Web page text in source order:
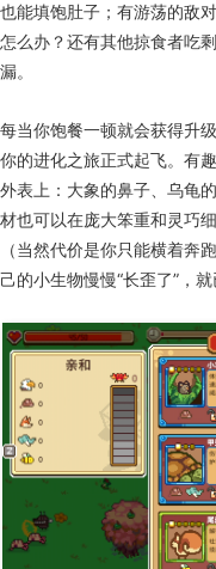
也能填饱肚子；有游荡的敌
怎么办？还有其他掠食者吃
漏。
每当你饱餐一顿就会获得升
你的进化之旅正式起飞。有
外表上：大象的鼻子、乌龟
材也可以在庞大笨重和灵巧
（当然代价是你只能横着奔
己的小生物慢慢“长歪了”，就